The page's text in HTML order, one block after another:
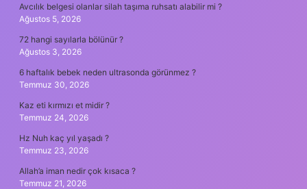
Avcılık belgesi olanlar silah taşıma ruhsatı alabilir mi ?
Ağustos 5, 2026
72 hangi sayılarla bölünür ?
Ağustos 3, 2026
6 haftalık bebek neden ultrasonda görünmez ?
Temmuz 30, 2026
Kaz eti kırmızı et midir ?
Temmuz 24, 2026
Hz Nuh kaç yıl yaşadı ?
Temmuz 23, 2026
Allah’a iman nedir çok kısaca ?
Temmuz 21, 2026